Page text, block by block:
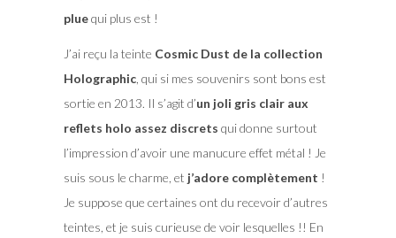
pluequi plus est !
J’ai reçu la teinte Cosmic Dust de la collection
Holographic, qui si mes souvenirs sont bons est
sortie en 2013. Il s’agit d’un joli gris clair aux
reflets holo assez discrets qui donne surtout
l’impression d’avoir une manucure effet métal ! Je
suis sous le charme, et j’adore complètement !
Je suppose que certaines ont du recevoir d’autres
teintes, et je suis curieuse de voir lesquelles !! En